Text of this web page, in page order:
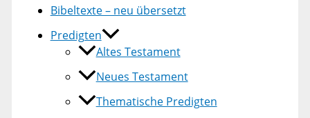
Bibeltexte – neu übersetzt
Predigten
Altes Testament
Neues Testament
Thematische Predigten